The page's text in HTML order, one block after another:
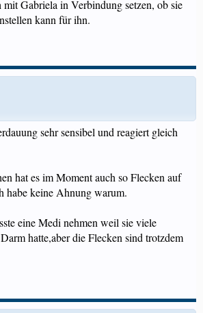
Gabriela in Verbindung setzen, ob sie
kann für ihn.
sehr sensibel und reagiert gleich
hat es im Moment auch so Flecken auf
habe keine Ahnung warum.
eine Medi nehmen weil sie viele
hatte,aber die Flecken sind trotzdem